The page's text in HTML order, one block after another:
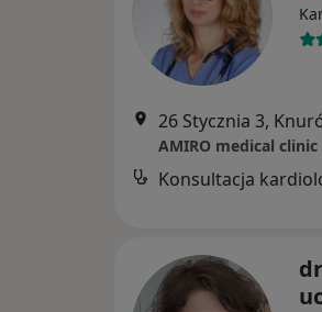
26 Stycznia 3,
AMIRO medical clinic
Konsultacja